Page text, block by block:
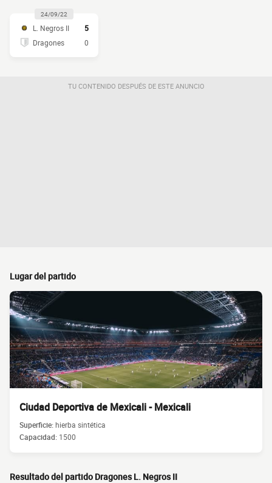
24/09/22
L. Negros II
5
Dragones
0
TU CONTENIDO DESPUÉS DE ESTE ANUNCIO
Lugar del partido
Ciudad Deportiva de Mexicali - Mexicali
Superficie:hierba sintética
Capacidad: 1500
Resultado del partido Dragones L. Negros II